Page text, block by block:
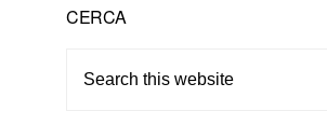
Primary
Sidebar
CERCA